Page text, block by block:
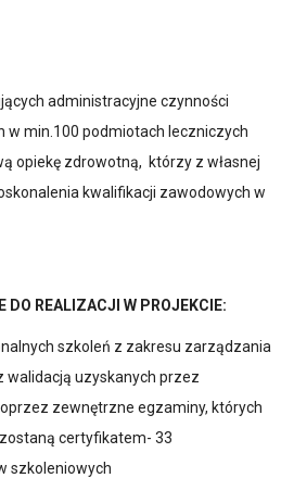
administracyjne czynności
w min.100 podmiotach leczniczych
opiekę zdrowotną, którzy z własnej
kwalifikacji zawodowych w
DO REALIZACJI W PROJEKCIE:
szkoleń z zakresu zarządzania
uzyskanych przez
zewnętrzne egzaminy, których
certyfikatem- 33
szkoleniowych